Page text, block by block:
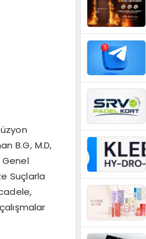
B.G, M.D,
Genel
Suçlarla